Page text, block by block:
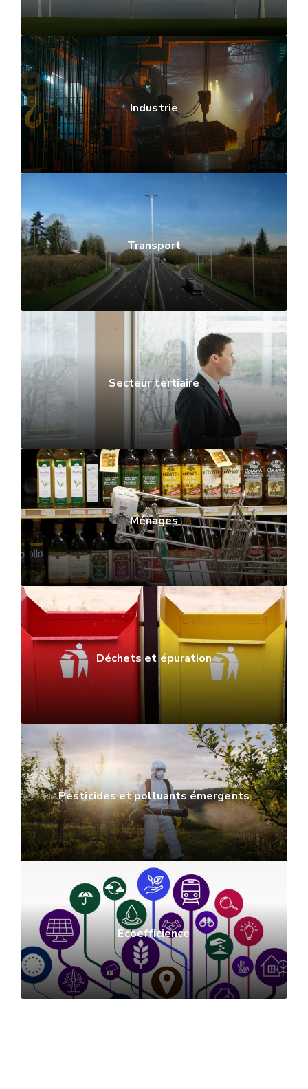
Industrie
Transport
Secteur tertiaire
Ménages
Déchets et épuration
Pesticides et polluants émergents
Écoefficience